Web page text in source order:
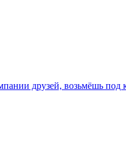
друзей, возьмёшь